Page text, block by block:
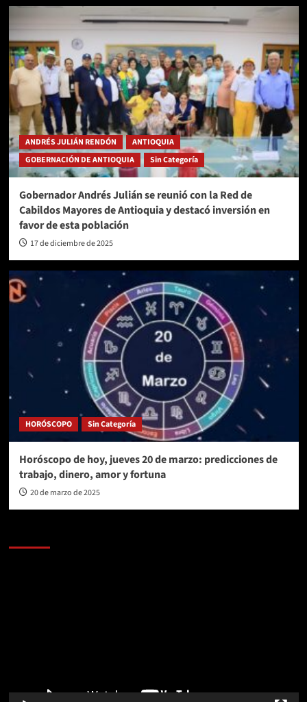
ANDRÉS JULIÁN RENDÓN
ANTIOQUIA
GOBERNACIÓN DE ANTIOQUIA
Sin Categoría
Gobernador Andrés Julián se reunió con la Red de
Cabildos Mayores de Antioquia y destacó inversión en
favor de esta población
17 de diciembre de 2025
HORÓSCOPO Sin Categoría
Horóscopo de hoy, jueves 20 de marzo: predicciones de
trabajo, dinero, amor y fortuna
20 de marzo de 2025